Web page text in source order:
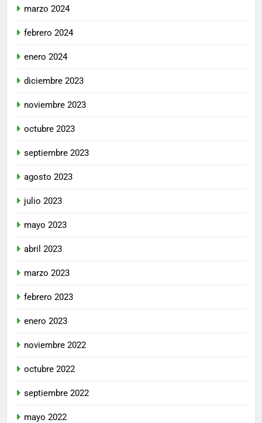
marzo 2024
febrero 2024
enero 2024
diciembre 2023
noviembre 2023
octubre 2023
septiembre 2023
agosto 2023
julio 2023
mayo 2023
abril 2023
marzo 2023
febrero 2023
enero 2023
noviembre 2022
octubre 2022
septiembre 2022
mayo 2022